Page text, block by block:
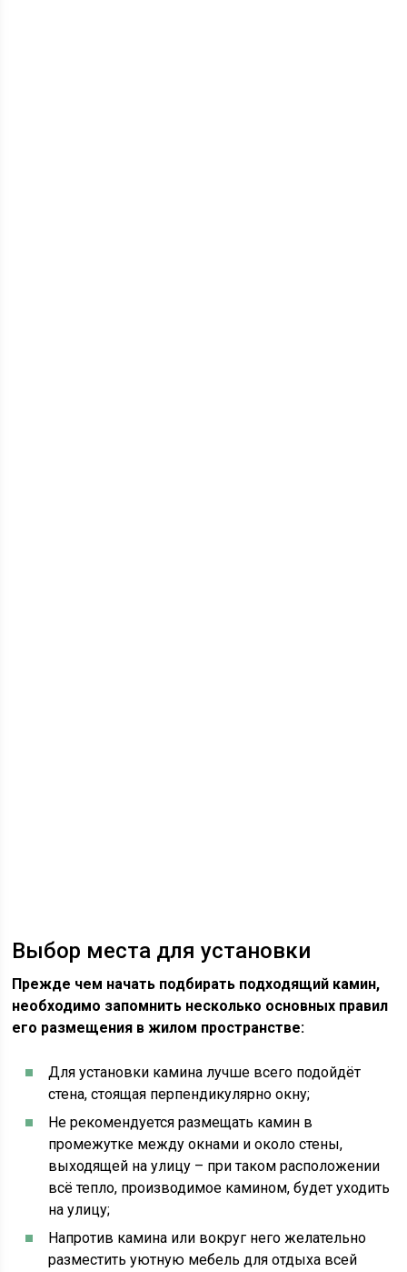
Выбор места для установки
Прежде чем начать подбирать подходящий камин,
необходимо запомнить несколько основных правил
его размещения в жилом пространстве:
Для установки камина лучше всего подойдёт
стена, стоящая перпендикулярно окну;
Не рекомендуется размещать камин в
промежутке между окнами и около стены,
выходящей на улицу – при таком расположении
всё тепло, производимое камином, будет уходить
на улицу;
Напротив камина или вокруг него желательно
разместить уютную мебель для отдыха всей